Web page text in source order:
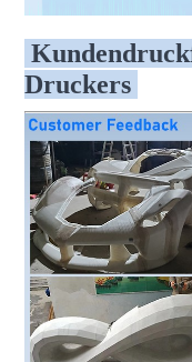
Druckers